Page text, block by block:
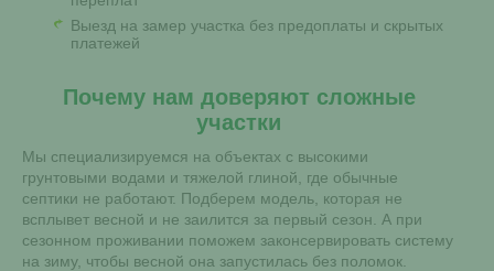
Выезд на замер участка без предоплаты и скрытых
платежей
Почему нам доверяют сложные
участки
Мы специализируемся на объектах с высокими
грунтовыми водами и тяжелой глиной, где обычные
септики не работают. Подберем модель, которая не
всплывет весной и не заилится за первый сезон. А при
сезонном проживании поможем законсервировать систему
на зиму, чтобы весной она запустилась без поломок.